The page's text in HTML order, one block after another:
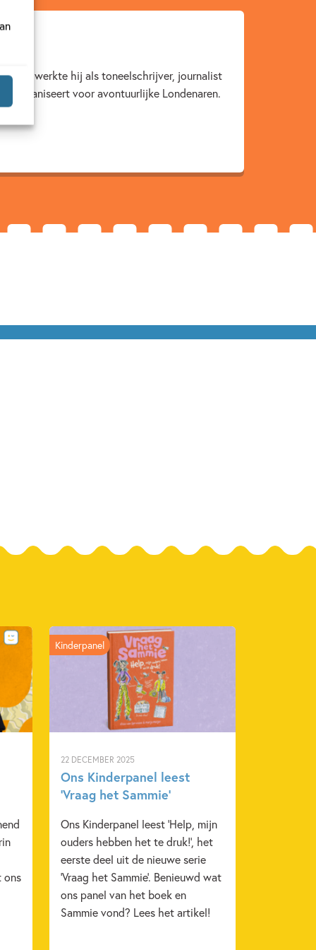
werkte hij als toneelschrijver, journalist
organiseert voor avontuurlijke Londenaren.
ons
22 DECEMBER 2025
Ons Kinderpanel leest
‘Vraag het Sammie’
Ons Kinderpanel leest 'Help, mijn
ouders hebben het te druk!', het
eerste deel uit de nieuwe serie
'Vraag het Sammie'. Benieuwd wat
ons panel van het boek en
Sammie vond? Lees het artikel!
Kinderpanel